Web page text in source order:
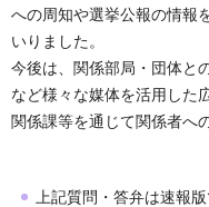
への周知や選挙公報の情報
いりました。
今後は、関係部局・団体と
など様々な媒体を活用した
関係課等を通じて関係者へ
上記質問・答弁は速報版